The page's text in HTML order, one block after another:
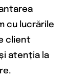
cu lucrările
client
atenția la